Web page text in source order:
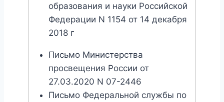
образования и науки Российской
Федерации N 1154 от 14 декабря
2018 г
Письмо Министерства
просвещения России от
27.03.2020 N 07-2446
Письмо Федеральной службы по